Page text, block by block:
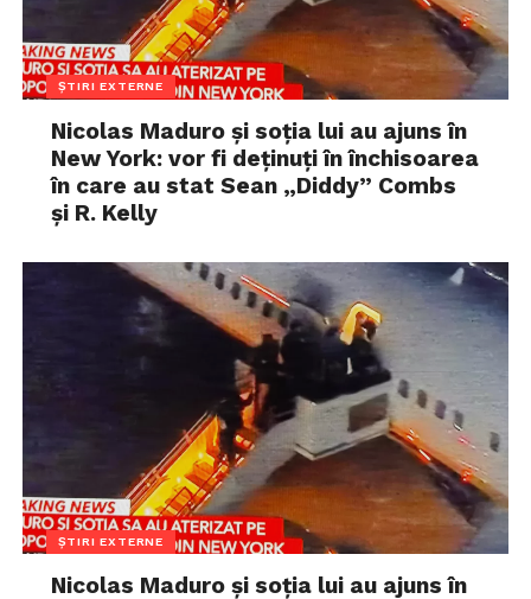
ȘTIRI EXTERNE
Nicolas Maduro și soția lui au ajuns în
New York: vor fi deținuți în închisoarea
în care au stat Sean „Diddy” Combs
și R. Kelly
ȘTIRI EXTERNE
Nicolas Maduro și soția lui au ajuns în